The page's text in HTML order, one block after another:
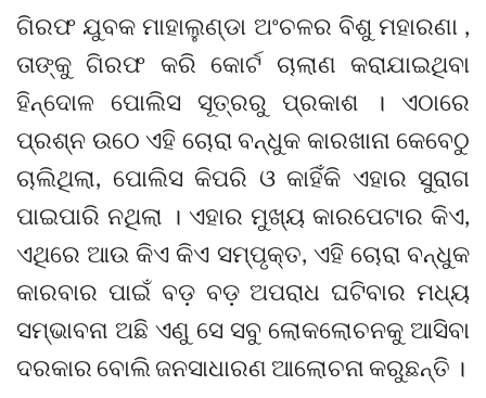
ଗିରଫ ଯୁବକ ମାହାଲୁଣ୍ଡା ଅଂଚଳର ବିଶୁ ମହାରଣା ,
ତାଙ୍କୁ ଗିରଫ କରି କୋର୍ଟ ଚାଲାଣ କରାଯାଇଥିବା
ହିନ୍ଦୋଳ ପୋଲିସ ସୂତ୍ରରୁ ପ୍ରକାଶ । ଏଠାରେ
ପ୍ରଶ୍ନ ଉଠେ ଏହି ଚୋରା ବନ୍ଧୁକ କାରଖାନା କେବେଠୁ
ଚାଲିଥିଲା, ପୋଲିସ କିପରି ଓ କାହିଁକି ଏହାର ସୁରାଗ
ପାଇପାରି ନଥିଲା । ଏହାର ମୁଖ୍ୟ କାରପେଟାର କିଏ,
ଏଥିରେ ଆଉ କିଏ କିଏ ସମ୍ପୃକ୍ତ, ଏହି ଚୋରା ବନ୍ଧୁକ
କାରବାର ପାଇଁ ବଡ଼ ବଡ଼ ଅପରାଧ ଘଟିବାର ମଧ୍ୟ
ସମ୍ଭାବନା ଅଛି ଏଣୁ ସେ ସବୁ ଲୋକଲୋଚନକୁ ଆସିବା
ଦରକାର ବୋଲି ଜନସାଧାରଣ ଆଲୋଚନା କରୁଛନ୍ତି ।